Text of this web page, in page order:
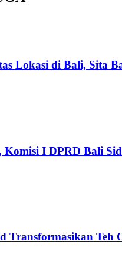
Lokasi di Bali, Sita
I DPRD Bali
Transformasikan